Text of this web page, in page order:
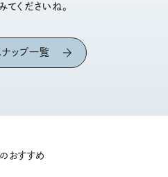
てくださいね。
ナップ一覧
おすすめ